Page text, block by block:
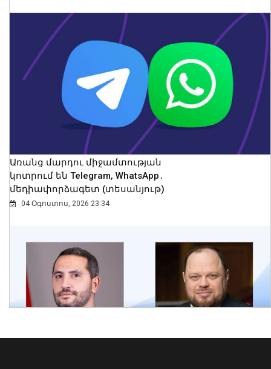
Կոտայքի մարզում Toyota-ն շրջվել է
երթևեկելի գոտում․ տուժել են կինը և
երկու անչափահաս երեխաները
09 Օգոստոս, 2026 23:02
Երաշտի պատճառով Գերմանիայի
Առանց մարդու միջամտության
կոտրում են Telegram, WhatsApp․
մեդիափորձագետ (տեսանյութ)
04 Օգոստոս, 2026 23:34